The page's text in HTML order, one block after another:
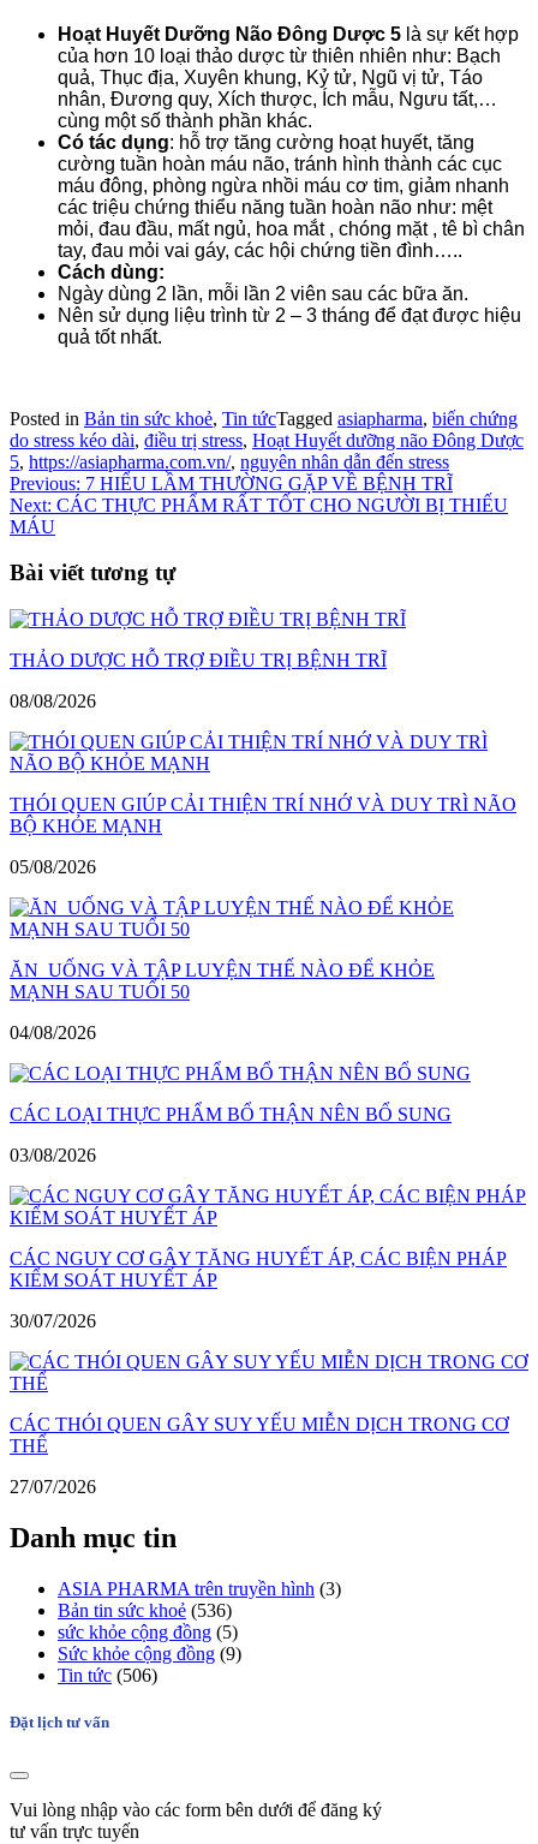
Hoạt Huyết Dưỡng Não Đông Dược 5 là sự kết hợp
của hơn 10 loại thảo dược từ thiên nhiên như: Bạch
quả, Thục địa, Xuyên khung, Kỷ tử, Ngũ vị tử, Táo
nhân, Đương quy, Xích thược, Ích mẫu, Ngưu tất,…
cùng một số thành phần khác.
Có tác dụng: hỗ trợ tăng cường hoạt huyết, tăng
cường tuần hoàn máu não, tránh hình thành các cục
máu đông, phòng ngừa nhồi máu cơ tim, giảm nhanh
các triệu chứng thiểu năng tuần hoàn não như: mệt
mỏi, đau đầu, mất ngủ, hoa mắt , chóng mặt , tê bì chân
tay, đau mỏi vai gáy, các hội chứng tiền đình…..
Cách dùng:
Ngày dùng 2 lần, mỗi lần 2 viên sau các bữa ăn.
Nên sử dụng liệu trình từ 2 – 3 tháng để đạt được hiệu
quả tốt nhất.
Posted in Bản tin sức khoẻ, Tin tứcTagged asiapharma, biến chứng
do stress kéo dài, điều trị stress, Hoạt Huyết dưỡng não Đông Dược
5, https://asiapharma.com.vn/, nguyên nhân dẫn đến stress
Điều
hướng
viết
Previous: 7 HIỂU LẦM THƯỜNG GẶP VỀ BỆNH TRĨ
Next: CÁC THỰC PHẨM RẤT TỐT CHO NGƯỜI BỊ THIẾU
MÁU
Bài viết tương tự
THẢO DƯỢC HỖ TRỢ ĐIỀU TRỊ BỆNH TRĨ
08/08/2026
THÓI QUEN GIÚP CẢI THIỆN TRÍ NHỚ VÀ DUY TRÌ NÃO
BỘ KHỎE MẠNH
05/08/2026
ĂN UỐNG VÀ TẬP LUYỆN THẾ NÀO ĐỂ KHỎE
MẠNH SAU TUỔI 50
04/08/2026
CÁC LOẠI THỰC PHẨM BỔ THẬN NÊN BỔ SUNG
03/08/2026
CÁC NGUY CƠ GÂY TĂNG HUYẾT ÁP, CÁC BIỆN PHÁP
KIỂM SOÁT HUYẾT ÁP
30/07/2026
CÁC THÓI QUEN GÂY SUY YẾU MIỄN DỊCH TRONG CƠ
THỂ
27/07/2026
Danh mục tin
ASIA PHARMA trên truyền hình (3)
Bản tin sức khoẻ (536)
sức khỏe cộng đồng (5)
Sức khỏe cộng đồng (9)
Tin tức (506)
Đặt lịch tư vấn
Vui lòng nhập vào các form bên dưới để đăng ký
tư vấn trực tuyến